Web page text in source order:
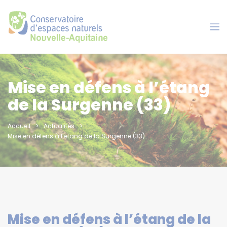
Mise en défens à l’étang
de la Surgenne (33)
Accueil
Actualités
Mise en défens à l’étang de la Surgenne (33)
Mise en défens à l’étang de la